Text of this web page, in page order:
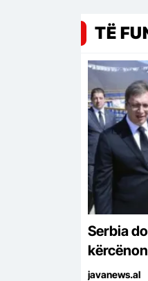
TË
Serbia
Ibrit!
javanews.al